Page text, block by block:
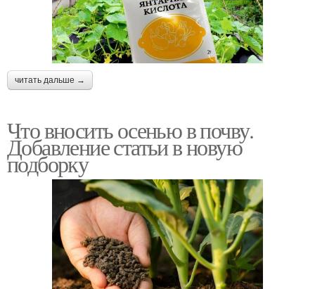
читать дальше →
Что вносить осенью в почву.
Добавление статьи в новую
подборку